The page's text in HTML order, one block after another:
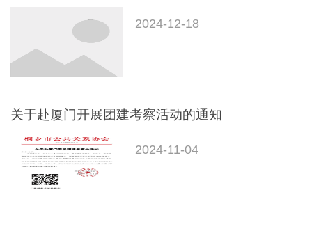
2024-12-18
关于赴厦门开展团建考察活动的通知
2024-11-04